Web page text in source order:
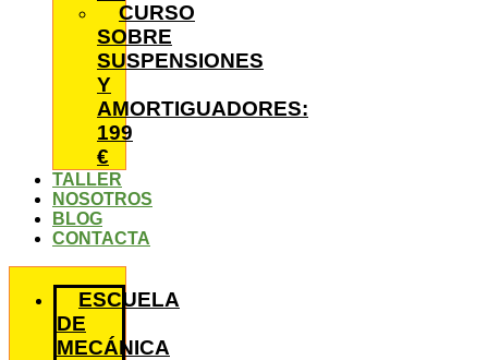
CURSO
SOBRE
SUSPENSIONES
Y
AMORTIGUADORES:
199
€
TALLER
NOSOTROS
BLOG
CONTACTA
ESCUELA
DE
MECÁNICA